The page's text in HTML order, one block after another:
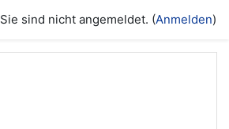
Sie sind nicht angemeldet. (Anmelden)